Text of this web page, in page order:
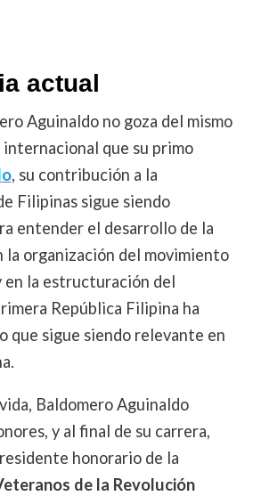
actual
Aguinaldo no goza del mismo
que su primo
, su contribución a la
Filipinas sigue siendo
entender el desarrollo de la
la organización del movimiento
en la estructuración del
República Filipina ha
que sigue siendo relevante en
Baldomero Aguinaldo
y al final de su carrera,
honorario de la
de la Revolución